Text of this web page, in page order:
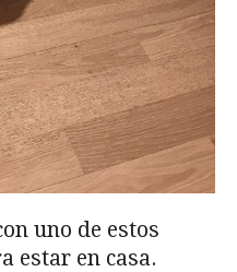
uno de estos
estar en casa.